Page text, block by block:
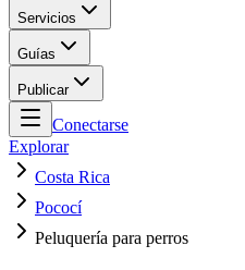
Servicios
Guías
Publicar
Conectarse
Explorar
Costa Rica
Pococí
Peluquería para perros